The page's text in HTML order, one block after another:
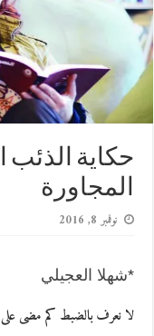
حكاية الذئب
المجاورة
نوفمبر 8, 2016
*شهلا العجيلي
لا نعرف بالضبط كم مضى على